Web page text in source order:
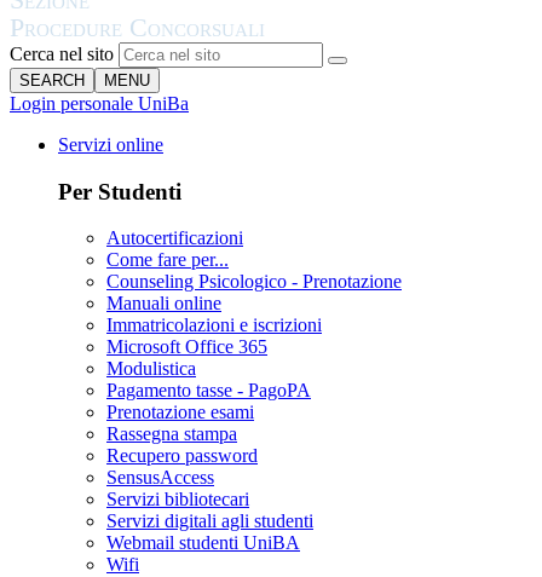
Cerca nel sito
SEARCH MENU
Login personale UniBa
Servizi online
Per Studenti
Autocertificazioni
Come fare per...
Counseling Psicologico - Prenotazione
Manuali online
Immatricolazioni e iscrizioni
Microsoft Office 365
Modulistica
Pagamento tasse - PagoPA
Prenotazione esami
Rassegna stampa
Recupero password
SensusAccess
Servizi bibliotecari
Servizi digitali agli studenti
Webmail studenti UniBA
Wifi